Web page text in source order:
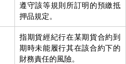
遵守該等規則所訂明的預繳抵
押品規定。
指期貨經紀行在某期貨合約到
期時未能履行其在該合約下的
財務責任的風險。